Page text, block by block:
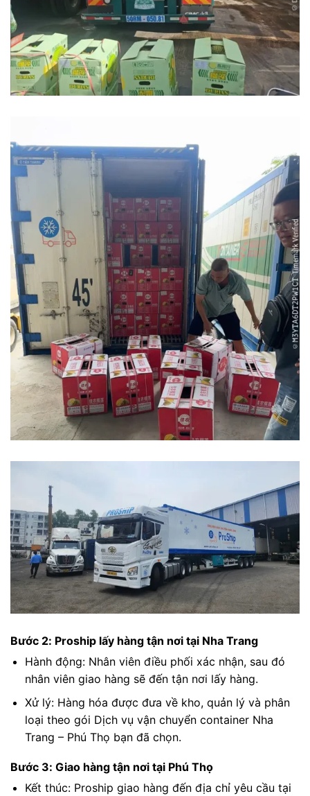
Bước 2: Proship lấy hàng tận nơi tại Nha Trang
Hành động: Nhân viên điều phối xác nhận, sau đó
nhân viên giao hàng sẽ đến tận nơi lấy hàng.
Xử lý: Hàng hóa được đưa về kho, quản lý và phân
loại theo gói Dịch vụ vận chuyển container Nha
Trang – Phú Thọ bạn đã chọn.
Bước 3: Giao hàng tận nơi tại Phú Thọ
Kết thúc: Proship giao hàng đến địa chỉ yêu cầu tại